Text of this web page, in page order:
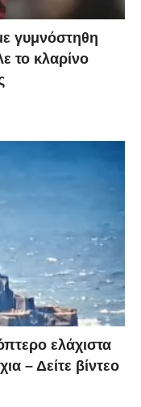
γυμνόστηθη
το κλαρίνο
ελάχιστα
– Δείτε βίντεο